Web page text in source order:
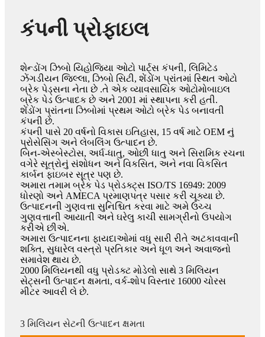
કંપની પ્રોફાઇલ
શેન્ડોંગ ઝિબો યિહોજિયા ઓટો પાર્ટ્સ કંપની, લિમિટેડ
ઝેંગડીયન જિલ્લા, ઝિબો સિટી, શેંડોંગ પ્રાંતમાં સ્થિત ઓટો
બ્રેક પેડ્સના નેતા છે .તે એક વ્યાવસાયિક ઓટોમોબાઇલ
બ્રેક પેડ ઉત્પાદક છે અને 2001 માં સ્થાપના કરી હતી.
શેંડોંગ પ્રાંતના ઝિબોમાં પ્રથમ ઓટો બ્રેક પેડ બનાવતી
કંપની છે.
કંપની પાસે 20 વર્ષનો વિકાસ ઇતિહાસ, 15 વર્ષ માટે OEM નું
પ્રોસેસિંગ અને લેબલિંગ ઉત્પાદન છે.
બિન-એસ્બેસ્ટોસ, અર્ધ-ધાતુ, ઓછી ધાતુ અને સિરામિક રચના
વગેરે સૂત્રોનું સંશોધન અને વિકસિત, અને નવા વિકસિત
કાર્બન ફાઇબર સૂત્ર પણ છે.
અમારા તમામ બ્રેક પેડ પ્રોડક્ટ્સ ISO/TS 16949: 2009
ધોરણો અને AMECA પ્રમાણપત્ર પસાર કરી ચૂક્યા છે.
ઉત્પાદનની ગુણવત્તા સુનિશ્ચિત કરવા માટે અમે ઉચ્ચ
ગુણવત્તાની આયાતી અને ઘરેલુ કાચી સામગ્રીનો ઉપયોગ
કરીએ છીએ.
અમારા ઉત્પાદનના ફાયદાઓમાં વધુ સારી રીતે અટકાવવાની
શક્તિ, સુધારેલ વસ્ત્રો પ્રતિકાર અને ધૂળ અને અવાજનો
સમાવેશ થાય છે.
2000 મિલિયનથી વધુ પ્રોડક્ટ મોડેલો સાથે 3 મિલિયન
સેટ્સની ઉત્પાદન ક્ષમતા, વર્ક-શોપ વિસ્તાર 16000 ચોરસ
મીટર આવરી લે છે.
3 મિલિયન સેટની ઉત્પાદન ક્ષમતા